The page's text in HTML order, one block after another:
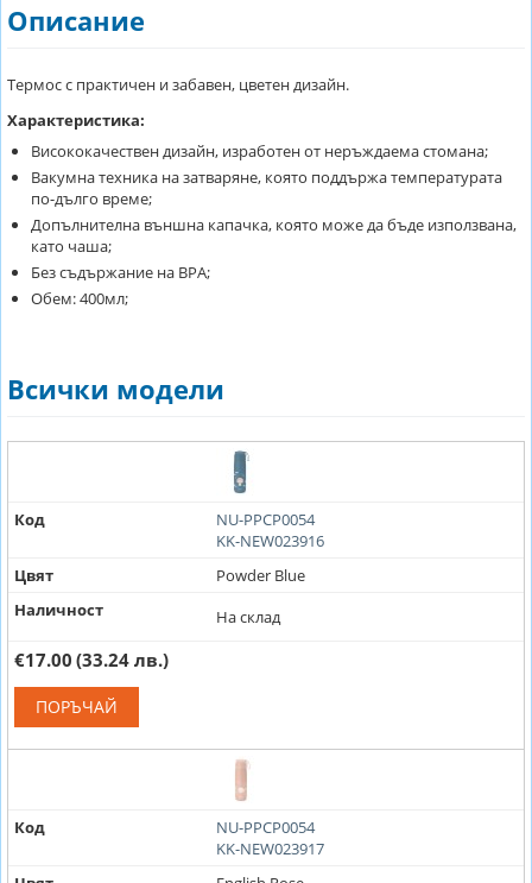
Описание
Термос с практичен и забавен, цветен дизайн.
Характеристика:
Висококачествен дизайн, изработен от неръждаема стомана;
Вакумна техника на затваряне, която поддържа температурата
по-дълго време;
Допълнителна външна капачка, която може да бъде използвана,
като чаша;
Без съдържание на ВРА;
Обем: 400мл;
Всички модели
Код
NU-PPCP0054
KK-NEW023916
Цвят
Powder Blue
Наличност
На склад
€17.00 (33.24 лв.)
ПОРЪЧАЙ
Код
NU-PPCP0054
KK-NEW023917